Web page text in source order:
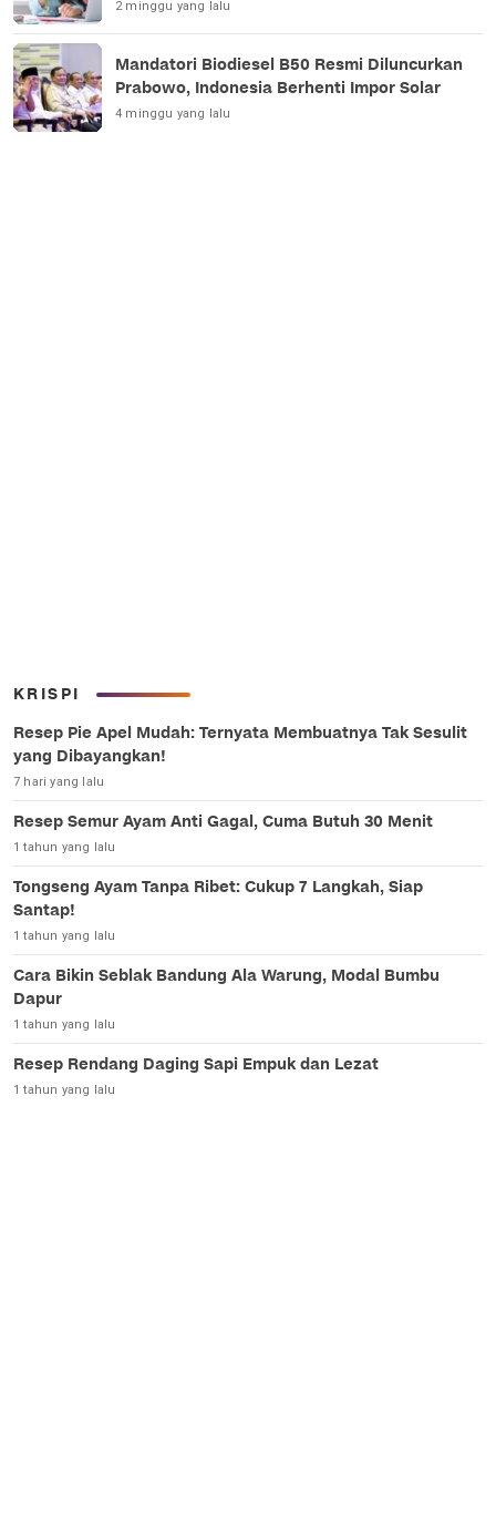
2 minggu yang lalu
Mandatori Biodiesel B50 Resmi Diluncurkan
Prabowo, Indonesia Berhenti Impor Solar
4 minggu yang lalu
KRISPI
Resep Pie Apel Mudah: Ternyata Membuatnya Tak Sesulit
yang Dibayangkan!
7 hari yang lalu
Resep Semur Ayam Anti Gagal, Cuma Butuh 30 Menit
1 tahun yang lalu
Tongseng Ayam Tanpa Ribet: Cukup 7 Langkah, Siap
Santap!
1 tahun yang lalu
Cara Bikin Seblak Bandung Ala Warung, Modal Bumbu
Dapur
1 tahun yang lalu
Resep Rendang Daging Sapi Empuk dan Lezat
1 tahun yang lalu